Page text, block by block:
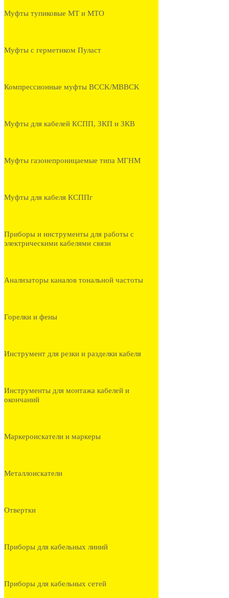
Муфты тупиковые МТ и МТО
Муфты с герметиком Пуласт
Компрессионные муфты BCCK/MBBCK
Муфты для кабелей КСПП, ЗКП и ЗКВ
Муфты газонепроницаемые типа МГНМ
Муфты для кабеля КСППг
Приборы и инструменты для работы с
электрическими кабелями связи
Анализаторы каналов тональной частоты
Горелки и фены
Инструмент для резки и разделки кабеля
Инструменты для монтажа кабелей и
окончаний
Маркероискатели и маркеры
Металлоискатели
Отвертки
Приборы для кабельных линий
Приборы для кабельных сетей